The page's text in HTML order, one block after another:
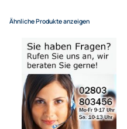
59,98 €
Alle Preise inkl. gesetzlicher
+ EUR 6,80 Versandkosten
für eine normale Postadresse in
(Deutsche Inseln 14,90 EUR
Zur Zeit nicht